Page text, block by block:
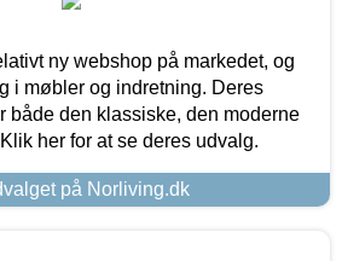
ny webshop på markedet, og
i møbler og indretning. Deres
både den klassiske, den moderne
her for at se deres udvalg.
på Norliving.dk